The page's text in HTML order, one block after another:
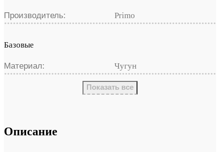
Производитель: Primo
Базовые
Материал: Чугун
Показать все
Описание